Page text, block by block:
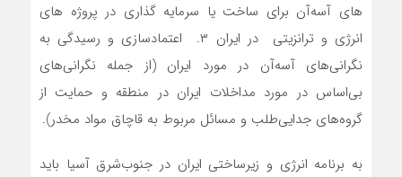
های آسه‌آن برای ساخت یا سرمایه گذاری در پروژه های
انرژی و ترانزیتی در ایران ۳. اعتمادسازی و رسیدگی به
نگرانی‌های آسه‌آن در مورد ایران (از جمله نگرانی‌های
بی‌اساس در مورد مداخلات ایران در منطقه و حمایت از
گروه‌های جدایی‌طلب و مسائل مربوط به قاچاق مواد مخدر).
به برنامه انرژی و زیرساختی ایران در جنوب‌شرق آسیا باید